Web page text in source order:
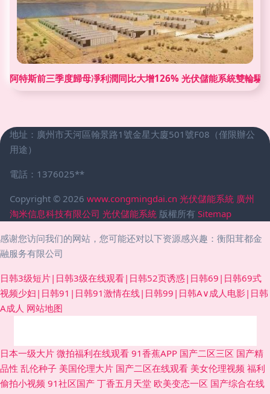
阿特斯前三季度歸母凈利潤同比大增126% 光伏儲能系統雙輪驅
地址：廣州市天河區翰景路1號金星大廈501號F08（僅限辦公
用途）
電話：1376025**
Copyright © 2026 www.congmingdai.cn 光伏儲能系統 廣州
淘米信息科技有限公司 光伏儲能系統 版權所有 Sitemap
感谢您访问我们的网站，您可能还对以下资源感兴趣：衡阳茸都金
融服务有限公司
日韩3级短片|日韩3级在线观看|日韩52页诱惑|日韩69|日韩69式
视频少妇|日韩91|日韩91激情在线|日韩99|日韩A∨成人电影|日韩
A成人 网站地图
午夜久久影视 欧美操逼基地国产 岛国青青草 九一激情影院 欧美姓爱第一区
无码午夜影院 91夫妻交友 亚洲成人午夜天堂 av资源一 国产精品第99 久草
日本一级大片 微拍福利在线观看 91香蕉APP 国产二区三区 国产精
品性 乱伦种子 美国伦理大片 国产二区在线观看 美女伦理视频 福利
偷拍小视频 91社区国产 丁香五月天堂 欧美变态一区 国产综合在线